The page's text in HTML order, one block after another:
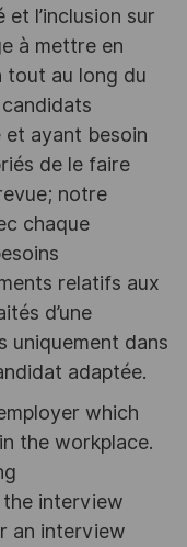
l’inclusion sur
à mettre en
tout au long du
et ayant besoin
de le faire
notre
chaque
relatifs aux
d’une
uniquement dans
adaptée.
which
the workplace.
interview
an interview